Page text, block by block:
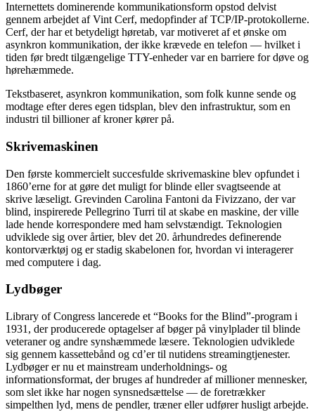
Internettets dominerende kommunikationsform opstod delvist
gennem arbejdet af Vint Cerf, medopfinder af TCP/IP-protokollerne.
Cerf, der har et betydeligt høretab, var motiveret af et ønske om
asynkron kommunikation, der ikke krævede en telefon — hvilket i
tiden før bredt tilgængelige TTY-enheder var en barriere for døve og
hørehæmmede.
Tekstbaseret, asynkron kommunikation, som folk kunne sende og
modtage efter deres egen tidsplan, blev den infrastruktur, som en
industri til billioner af kroner kører på.
Skrivemaskinen
Den første kommercielt succesfulde skrivemaskine blev opfundet i
1860’erne for at gøre det muligt for blinde eller svagtseende at
skrive læseligt. Grevinden Carolina Fantoni da Fivizzano, der var
blind, inspirerede Pellegrino Turri til at skabe en maskine, der ville
lade hende korrespondere med ham selvstændigt. Teknologien
udviklede sig over årtier, blev det 20. århundredes definerende
kontorværktøj og er stadig skabelonen for, hvordan vi interagerer
med computere i dag.
Lydbøger
Library of Congress lancerede et “Books for the Blind”-program i
1931, der producerede optagelser af bøger på vinylplader til blinde
veteraner og andre synshæmmede læsere. Teknologien udviklede
sig gennem kassettebånd og cd’er til nutidens streamingtjenester.
Lydbøger er nu et mainstream underholdnings- og
informationsformat, der bruges af hundreder af millioner mennesker,
som slet ikke har nogen synsnedsættelse — de foretrækker
simpelthen lyd, mens de pendler, træner eller udfører husligt arbejde.